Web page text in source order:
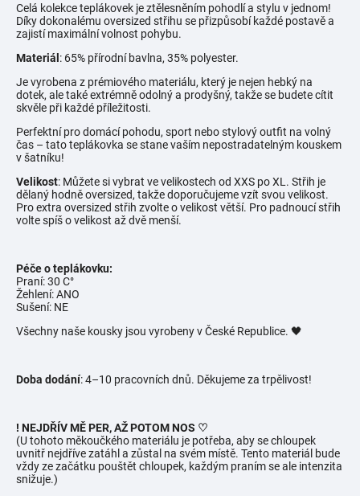
Celá kolekce teplákovek je ztělesněním pohodlí a stylu v jednom!
Díky dokonalému oversized střihu se přizpůsobí každé postavě a
zajistí maximální volnost pohybu.
Materiál : 65% přírodní bavlna, 35% polyester.
Je vyrobena z prémiového materiálu, který je nejen hebký na
dotek, ale také extrémně odolný a prodyšný, takže se budete cítit
skvěle při každé příležitosti.
Perfektní pro domácí pohodu, sport nebo stylový outfit na volný
čas – tato teplákovka se stane vaším nepostradatelným kouskem
v šatníku!
Velikost: Můžete si vybrat ve velikostech od XXS po XL. Střih je
dělaný hodně oversized, takže doporučujeme vzít svou velikost.
Pro extra oversized střih zvolte o velikost větší. Pro padnoucí střih
volte spíš o velikost až dvě menší.
Péče o teplákovku:
Praní: 30 C°
Žehlení: ANO
Sušení: NE
Všechny naše kousky jsou vyrobeny v České Republice. 🖤
Doba dodání: 4–10 pracovních dnů. Děkujeme za trpělivost!
! NEJDŘÍV MĚ PER, AŽ POTOM NOS ♡
(U tohoto měkoučkého materiálu je potřeba, aby se chloupek
uvnitř nejdříve zatáhl a zůstal na svém místě. Tento materiál bude
vždy ze začátku pouštět chloupek, každým praním se ale intenzita
snižuje.)